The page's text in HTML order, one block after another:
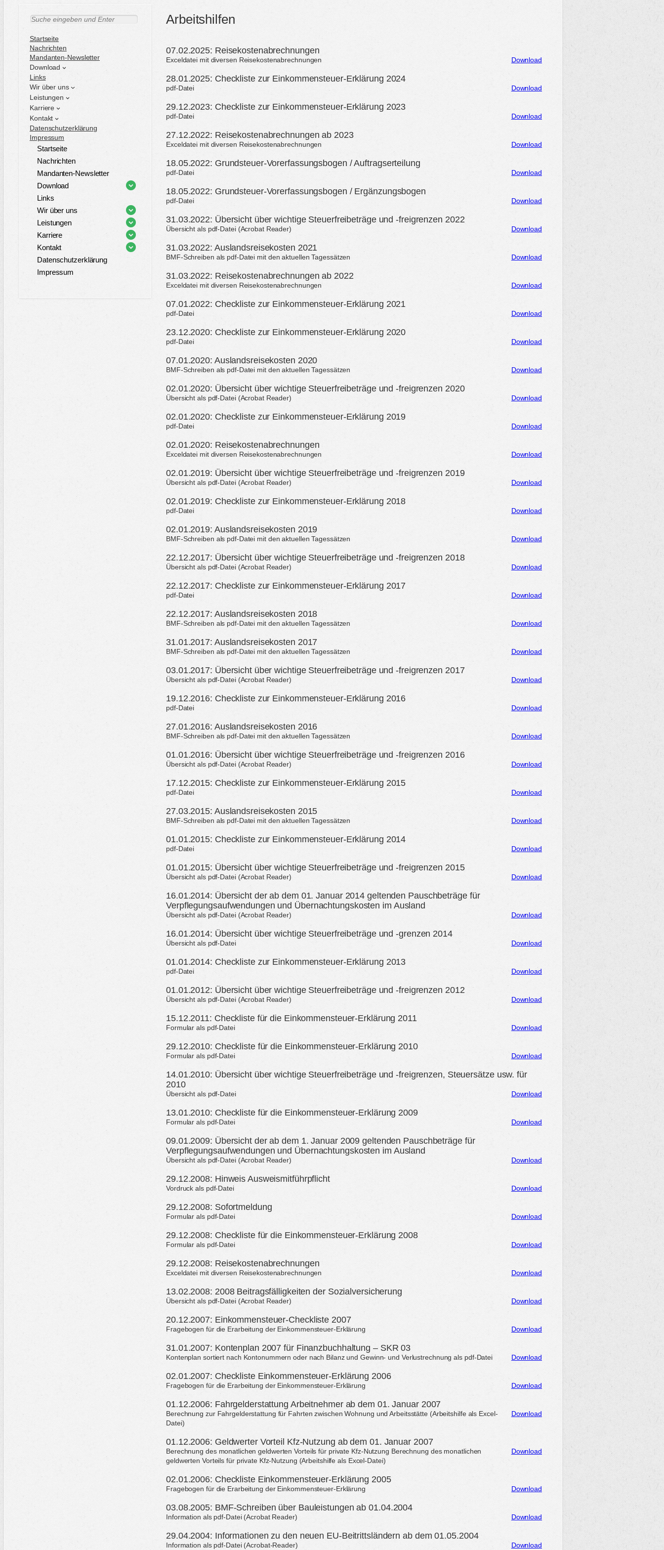
S
c
h
e
n
Startseite
Nachrichten
Mandanten-Newsletter
Download
Links
Wir über uns
Leistungen
Karriere
Kontakt
Datenschutzerklärung
Impressum
Startseite
Nachrichten
Mandanten-Newsletter
Download
Links
Wir über uns
Leistungen
Karriere
Kontakt
Datenschutzerklärung
Impressum
Arbeitshilfen
07.02.2025: Reisekostenabrechnungen
Download
Exceldatei mit diversen Reisekostenabrechnungen
28.01.2025: Checkliste zur Einkommensteuer-Erklärung 2024
Download
pdf-Datei
29.12.2023: Checkliste zur Einkommensteuer-Erklärung 2023
Download
pdf-Datei
27.12.2022: Reisekostenabrechnungen ab 2023
Download
Exceldatei mit diversen Reisekostenabrechnungen
18.05.2022: Grundsteuer-Vorerfassungsbogen / Auftragserteilung
Download
pdf-Datei
18.05.2022: Grundsteuer-Vorerfassungsbogen / Ergänzungsbogen
Download
pdf-Datei
31.03.2022: Übersicht über wichtige Steuerfreibeträge und -freigrenzen 2022
Download
Übersicht als pdf-Datei (Acrobat Reader)
31.03.2022: Auslandsreisekosten 2021
Download
BMF-Schreiben als pdf-Datei mit den aktuellen Tagessätzen
31.03.2022: Reisekostenabrechnungen ab 2022
Download
Exceldatei mit diversen Reisekostenabrechnungen
07.01.2022: Checkliste zur Einkommensteuer-Erklärung 2021
Download
pdf-Datei
23.12.2020: Checkliste zur Einkommensteuer-Erklärung 2020
Download
pdf-Datei
07.01.2020: Auslandsreisekosten 2020
Download
BMF-Schreiben als pdf-Datei mit den aktuellen Tagessätzen
02.01.2020: Übersicht über wichtige Steuerfreibeträge und -freigrenzen 2020
Download
Übersicht als pdf-Datei (Acrobat Reader)
02.01.2020: Checkliste zur Einkommensteuer-Erklärung 2019
Download
pdf-Datei
02.01.2020: Reisekostenabrechnungen
Download
Exceldatei mit diversen Reisekostenabrechnungen
02.01.2019: Übersicht über wichtige Steuerfreibeträge und -freigrenzen 2019
Download
Übersicht als pdf-Datei (Acrobat Reader)
02.01.2019: Checkliste zur Einkommensteuer-Erklärung 2018
Download
pdf-Datei
02.01.2019: Auslandsreisekosten 2019
Download
BMF-Schreiben als pdf-Datei mit den aktuellen Tagessätzen
22.12.2017: Übersicht über wichtige Steuerfreibeträge und -freigrenzen 2018
Download
Übersicht als pdf-Datei (Acrobat Reader)
22.12.2017: Checkliste zur Einkommensteuer-Erklärung 2017
Download
pdf-Datei
22.12.2017: Auslandsreisekosten 2018
Download
BMF-Schreiben als pdf-Datei mit den aktuellen Tagessätzen
31.01.2017: Auslandsreisekosten 2017
Download
BMF-Schreiben als pdf-Datei mit den aktuellen Tagessätzen
03.01.2017: Übersicht über wichtige Steuerfreibeträge und -freigrenzen 2017
Download
Übersicht als pdf-Datei (Acrobat Reader)
19.12.2016: Checkliste zur Einkommensteuer-Erklärung 2016
Download
pdf-Datei
27.01.2016: Auslandsreisekosten 2016
Download
BMF-Schreiben als pdf-Datei mit den aktuellen Tagessätzen
01.01.2016: Übersicht über wichtige Steuerfreibeträge und -freigrenzen 2016
Download
Übersicht als pdf-Datei (Acrobat Reader)
17.12.2015: Checkliste zur Einkommensteuer-Erklärung 2015
Download
pdf-Datei
27.03.2015: Auslandsreisekosten 2015
Download
BMF-Schreiben als pdf-Datei mit den aktuellen Tagessätzen
01.01.2015: Checkliste zur Einkommensteuer-Erklärung 2014
Download
pdf-Datei
01.01.2015: Übersicht über wichtige Steuerfreibeträge und -freigrenzen 2015
Download
Übersicht als pdf-Datei (Acrobat Reader)
16.01.2014: Übersicht der ab dem 01. Januar 2014 geltenden Pauschbeträge für
Verpflegungsaufwendungen und Übernachtungskosten im Ausland
Download
Übersicht als pdf-Datei (Acrobat Reader)
16.01.2014: Übersicht über wichtige Steuerfreibeträge und -grenzen 2014
Download
Übersicht als pdf-Datei
01.01.2014: Checkliste zur Einkommensteuer-Erklärung 2013
Download
pdf-Datei
01.01.2012: Übersicht über wichtige Steuerfreibeträge und -freigrenzen 2012
Download
Übersicht als pdf-Datei (Acrobat Reader)
15.12.2011: Checkliste für die Einkommensteuer-Erklärung 2011
Download
Formular als pdf-Datei
29.12.2010: Checkliste für die Einkommensteuer-Erklärung 2010
Download
Formular als pdf-Datei
14.01.2010: Übersicht über wichtige Steuerfreibeträge und -freigrenzen, Steuersätze usw. für
2010
Download
Übersicht als pdf-Datei
13.01.2010: Checkliste für die Einkommensteuer-Erklärung 2009
Download
Formular als pdf-Datei
09.01.2009: Übersicht der ab dem 1. Januar 2009 geltenden Pauschbeträge für
Verpflegungsaufwendungen und Übernachtungskosten im Ausland
Download
Übersicht als pdf-Datei (Acrobat Reader)
29.12.2008: Hinweis Ausweismitführpflicht
Download
Vordruck als pdf-Datei
29.12.2008: Sofortmeldung
Download
Formular als pdf-Datei
29.12.2008: Checkliste für die Einkommensteuer-Erklärung 2008
Download
Formular als pdf-Datei
29.12.2008: Reisekostenabrechnungen
Download
Exceldatei mit diversen Reisekostenabrechnungen
13.02.2008: 2008 Beitragsfälligkeiten der Sozialversicherung
Download
Übersicht als pdf-Datei (Acrobat Reader)
20.12.2007: Einkommensteuer-Checkliste 2007
Download
Fragebogen für die Erarbeitung der Einkommensteuer-Erklärung
31.01.2007: Kontenplan 2007 für Finanzbuchhaltung – SKR 03
Download
Kontenplan sortiert nach Kontonummern oder nach Bilanz und Gewinn- und Verlustrechnung als pdf-Datei
02.01.2007: Checkliste Einkommensteuer-Erklärung 2006
Download
Fragebogen für die Erarbeitung der Einkommensteuer-Erklärung
01.12.2006: Fahrgelderstattung Arbeitnehmer ab dem 01. Januar 2007
Download
Berechnung zur Fahrgelderstattung für Fahrten zwischen Wohnung und Arbeitsstätte (Arbeitshilfe als Excel-
Datei)
01.12.2006: Geldwerter Vorteil Kfz-Nutzung ab dem 01. Januar 2007
Download
Berechnung des monatlichen geldwerten Vorteils für private Kfz-Nutzung Berechnung des monatlichen
geldwerten Vorteils für private Kfz-Nutzung (Arbeitshilfe als Excel-Datei)
02.01.2006: Checkliste Einkommensteuer-Erklärung 2005
Download
Fragebogen für die Erarbeitung der Einkommensteuer-Erklärung
03.08.2005: BMF-Schreiben über Bauleistungen ab 01.04.2004
Download
Information als pdf-Datei (Acrobat Reader)
29.04.2004: Informationen zu den neuen EU-Beitrittsländern ab dem 01.05.2004
Download
Information als pdf-Datei (Acrobat-Reader)